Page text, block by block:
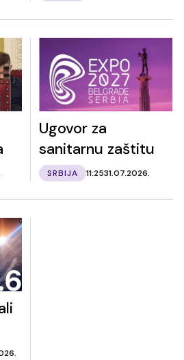
Ugovor za
sanitarnu zaštitu
SRBIJA 11:2531.07.2026.